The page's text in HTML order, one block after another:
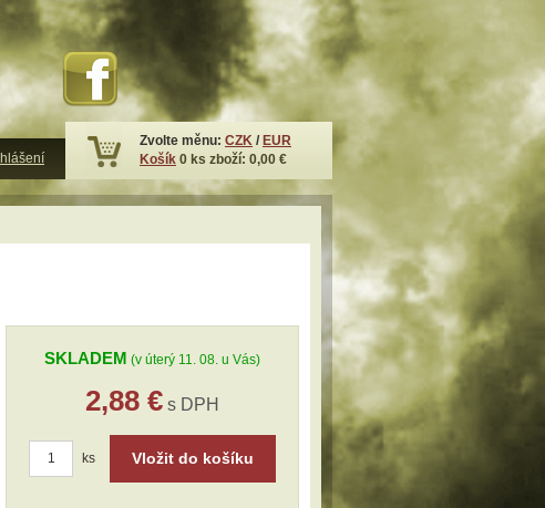
SKLADEM (v úterý 11. 08. u Vás)
2,88 € s DPH
ks Vložit do košíku
Zvolte měnu: CZK / EUR
Košík 0 ks zboží: 0,00 €